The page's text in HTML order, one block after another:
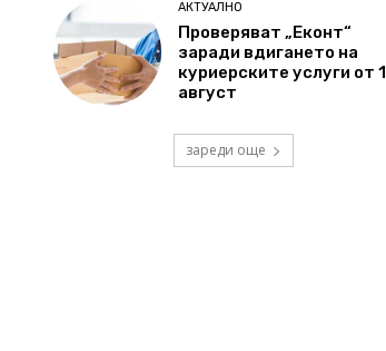
АКТУАЛНО
Проверяват „Еконт“
заради вдигането на
куриерските услуги от 1
август
зареди още